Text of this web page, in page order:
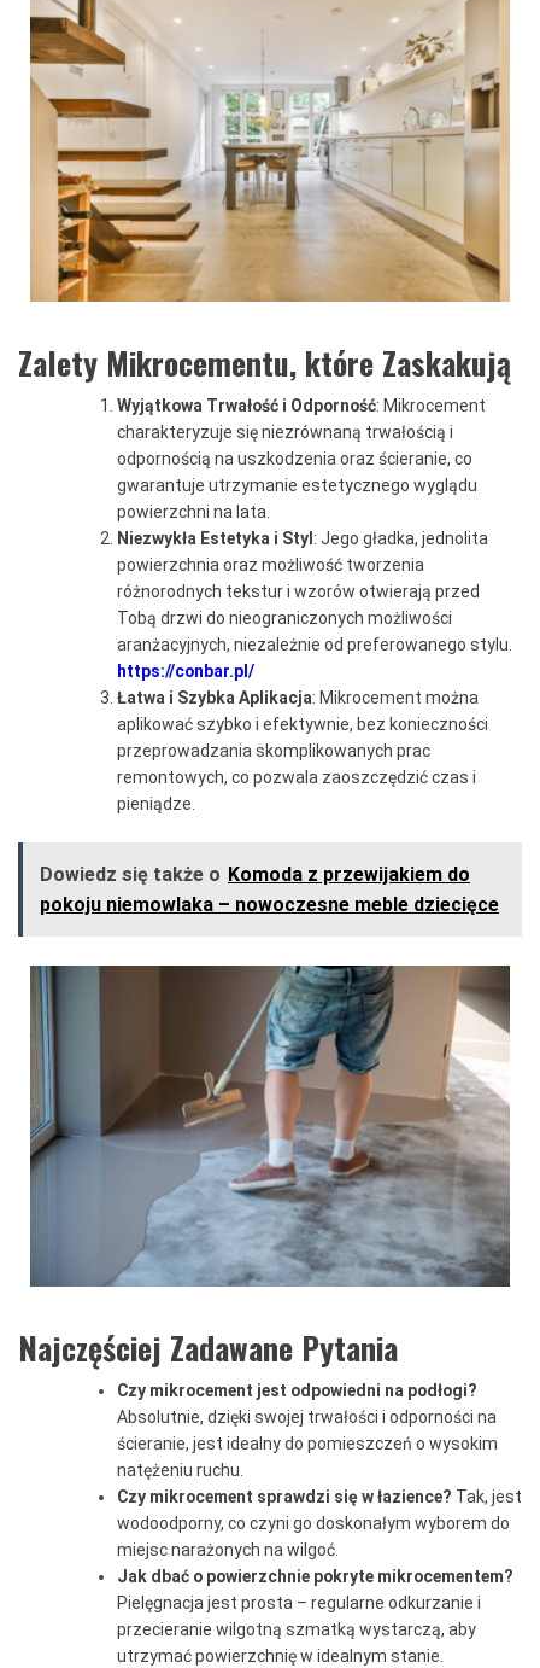
Zalety Mikrocementu, które Zaskakują
Wyjątkowa Trwałość i Odporność: Mikrocement
charakteryzuje się niezrównaną trwałością i
odpornością na uszkodzenia oraz ścieranie, co
gwarantuje utrzymanie estetycznego wyglądu
powierzchni na lata.
Niezwykła Estetyka i Styl : Jego gładka, jednolita
powierzchnia oraz możliwość tworzenia
różnorodnych tekstur i wzorów otwierają przed
Tobą drzwi do nieograniczonych możliwości
aranżacyjnych, niezależnie od preferowanego stylu.
https://conbar.pl/
Łatwa i Szybka Aplikacja: Mikrocement można
aplikować szybko i efektywnie, bez konieczności
przeprowadzania skomplikowanych prac
remontowych, co pozwala zaoszczędzić czas i
pieniądze.
Dowiedz się także o Komoda z przewijakiem do
pokoju niemowlaka – nowoczesne meble dziecięce
Najczęściej Zadawane Pytania
Czy mikrocement jest odpowiedni na podłogi?
Absolutnie, dzięki swojej trwałości i odporności na
ścieranie, jest idealny do pomieszczeń o wysokim
natężeniu ruchu.
Czy mikrocement sprawdzi się w łazience? Tak, jest
wodoodporny, co czyni go doskonałym wyborem do
miejsc narażonych na wilgoć.
Jak dbać o powierzchnie pokryte mikrocementem?
Pielęgnacja jest prosta – regularne odkurzanie i
przecieranie wilgotną szmatką wystarczą, aby
utrzymać powierzchnię w idealnym stanie.